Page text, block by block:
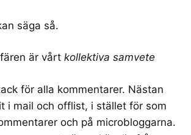
säga så.
är vårt kollektiva samvete
för alla kommentarer. Nästan
i mail och offlist, i stället för som
och på microbloggarna.